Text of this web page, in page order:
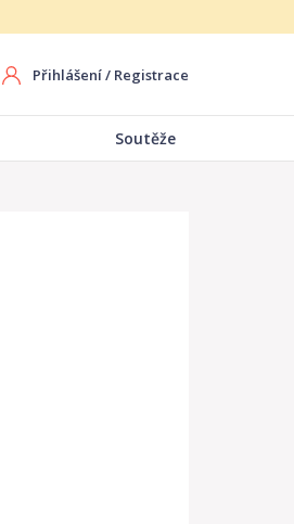
Přihlášení/ Registrace
Soutěže